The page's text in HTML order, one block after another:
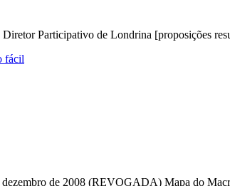
Participativo de Londrina [proposições
fácil
de 2008 (REVOGADA) Mapa do